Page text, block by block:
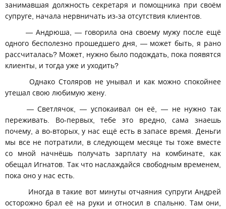
занимавшая должность секретаря и помощника при своём
супруге, начала нервничать из-за отсутствия клиентов.
— Андрюша, — говорила она своему мужу после ещё
одного бесполезно прошедшего дня, — может быть, я рано
рассчиталась? Может, нужно было подождать, пока появятся
клиенты, и тогда уже и уходить?
Однако Столяров не унывал и как можно спокойнее
утешал свою любимую жену.
— Светлячок, — успокаивал он её, — не нужно так
переживать. Во-первых, тебе это вредно, сама знаешь
почему, а во-вторых, у нас ещё есть в запасе время. Деньги
мы все не потратили, в следующем месяце ты тоже вместе
со мной начнёшь получать зарплату на комбинате, как
обещал Игнатов. Так что наслаждайся свободным временем,
пока оно у нас есть.
Иногда в такие вот минуты отчаяния супруги Андрей
осторожно брал её на руки и относил в спальню. Там они,